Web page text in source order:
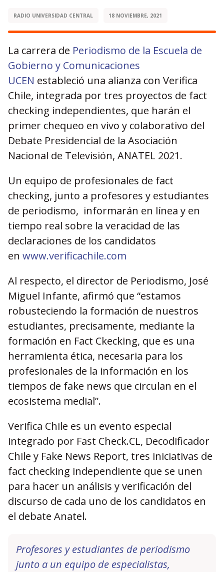
RADIO UNIVERSIDAD CENTRAL 18 NOVIEMBRE, 2021
La carrera de Periodismo de la Escuela de
Gobierno y Comunicaciones
UCEN estableció una alianza con Verifica
Chile, integrada por tres proyectos de fact
checking independientes, que harán el
primer chequeo en vivo y colaborativo del
Debate Presidencial de la Asociación
Nacional de Televisión, ANATEL 2021.
Un equipo de profesionales de fact
checking, junto a profesores y estudiantes
de periodismo, informarán en línea y en
tiempo real sobre la veracidad de las
declaraciones de los candidatos
en www.verificachile.com
Al respecto, el director de Periodismo, José
Miguel Infante, afirmó que “estamos
robusteciendo la formación de nuestros
estudiantes, precisamente, mediante la
formación en Fact Ckecking, que es una
herramienta ética, necesaria para los
profesionales de la información en los
tiempos de fake news que circulan en el
ecosistema medial”.
Verifica Chile es un evento especial
integrado por Fast Check.CL, Decodificador
Chile y Fake News Report, tres iniciativas de
fact checking independiente que se unen
para hacer un análisis y verificación del
discurso de cada uno de los candidatos en
el debate Anatel.
Profesores y estudiantes de periodismo
junto a un equipo de especialistas,